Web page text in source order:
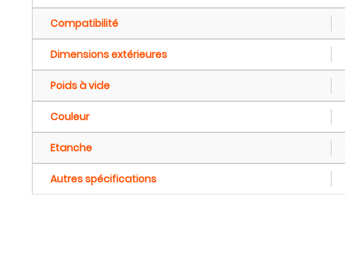
Compatibilité
Dimensions extérieures
Poids à vide
Couleur
Etanche
Autres spécifications